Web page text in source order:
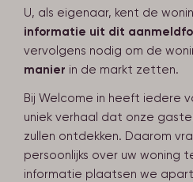
U, als eigenaar, kent de
informatie uit dit
vervolgens nodig om de
manier in de markt zetten.
Bij Welcome in heeft iedere
uniek verhaal dat onze
zullen ontdekken. Daarom
persoonlijks over uw woning
informatie plaatsen we